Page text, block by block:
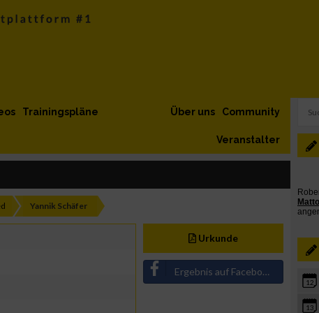
Trainingspläne Community
Über uns
Veranstalter
Yannik Schäfer
Urkunde
Ergebnis auf Facebook teilen
12
13